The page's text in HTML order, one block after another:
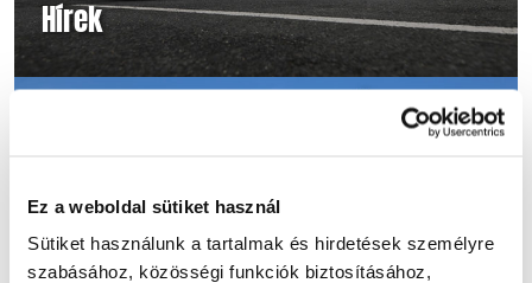
Ez a weboldal sütiket használ
Sütiket használunk a tartalmak és hirdetések személyre
szabásához, közösségi funkciók biztosításához,
Hírek